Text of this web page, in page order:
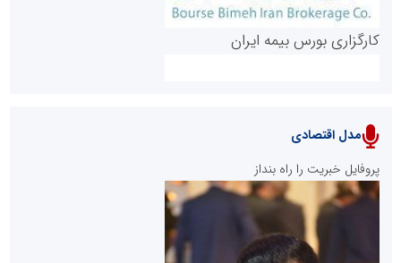
پایگاه خبری نهضت ملی مسکن
کارگزاری بورس بیمه ایران
مدل اقتصادی
پروفایل خبریت را راه بنداز